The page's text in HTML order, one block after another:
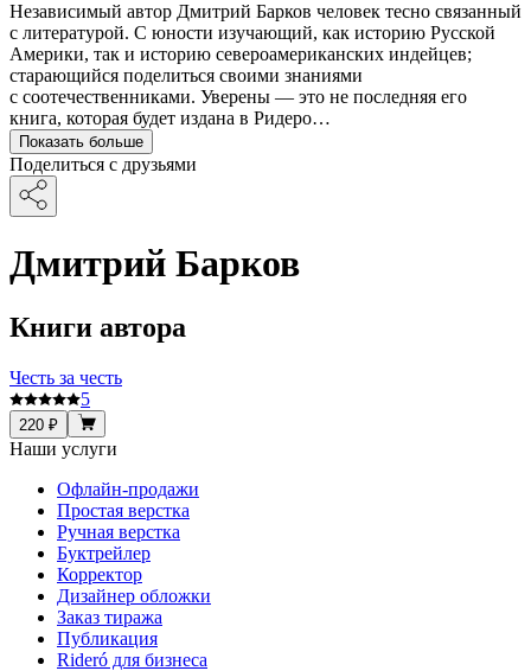
Независимый автор Дмитрий Барков человек тесно связанный
с литературой. С юности изучающий, как историю Русской
Америки, так и историю североамериканских индейцев;
старающийся поделиться своими знаниями
с соотечественниками. Уверены — это не последняя его
книга, которая будет издана в Ридеро…
Показать больше
Поделиться с друзьями
Дмитрий Барков
Книги автора
Честь за честь
5
220 ₽
Наши услуги
Офлайн-продажи
Простая верстка
Ручная верстка
Буктрейлер
Корректор
Дизайнер обложки
Заказ тиража
Публикация
Rideró для бизнеса